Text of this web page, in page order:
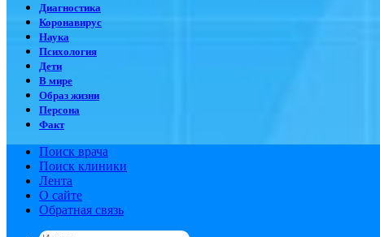
Диагностика
Коронавирус
Наука
Психология
Дети
В мире
Образ жизни
Персона
Факт
Поиск врача
Поиск клиники
Лента
О сайте
Обратная связь